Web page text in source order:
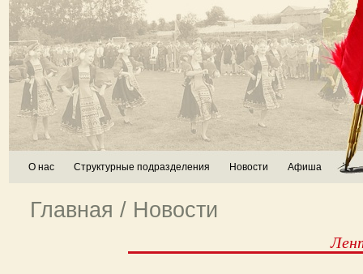
О нас Структурные подразделения Новости Афиша
Главная / Новости